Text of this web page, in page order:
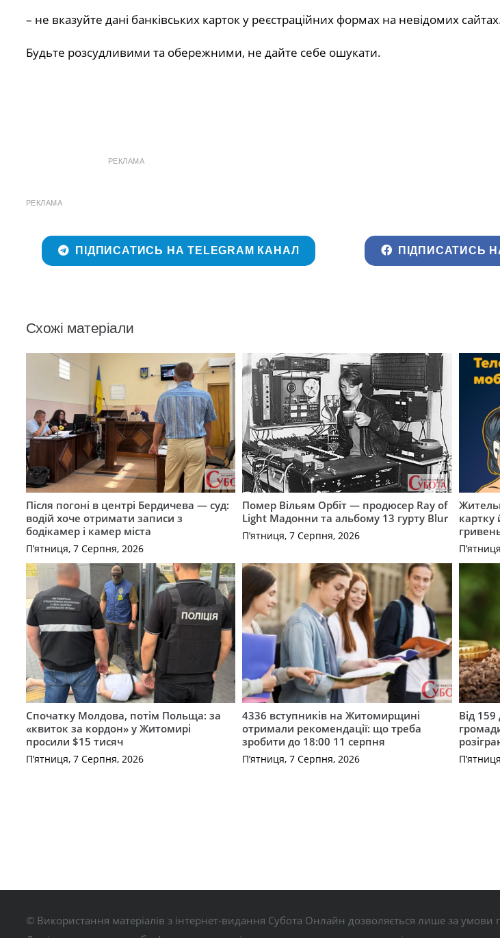
– не вказуйте дані банківських карток у реєстраційних формах на невідомих
Будьте розсудливими та обережними, не дайте себе ошукати.
РЕКЛАМА
РЕКЛАМА
ПІДПИСАТИСЬ НА TELEGRAM КАНАЛ ПІДПИСАТИСЬ
Схожі матеріали
Після погоні в центрі Бердичева — суд:
водій хоче отримати записи з
бодікамер і камер міста
П’ятниця, 7 Серпня, 2026
Помер Вільям Орбіт — продюсер Ray of
Light Мадонни та альбому 13 гурту Blur
П’ятниця, 7 Серпня, 2026
картку
Спочатку Молдова, потім Польща: за
«квиток за кордон» у Житомирі
просили $15 тисяч
П’ятниця, 7 Серпня, 2026
4336 вступників на Житомирщині
отримали рекомендації: що треба
зробити до 18:00 11 серпня
П’ятниця, 7 Серпня, 2026
Від 159
© Використання матеріалів з інтернет-видання Субота Онлайн дозволяється лише за